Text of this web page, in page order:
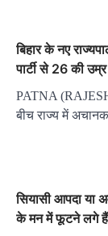
बिहार के नए
पार्टी से 26 की
PATNA
बीच राज्य में
सियासी आपदा या
के मन में फूटने लगे